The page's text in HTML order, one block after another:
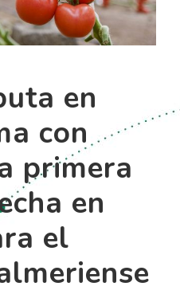
en
con
primera
en
el